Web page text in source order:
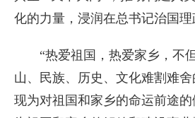
化的力量，浸润在总书记治国理
“热爱祖国，热爱家乡，不
山、民族、历史、文化难割难
现为对祖国和家乡的命运前途